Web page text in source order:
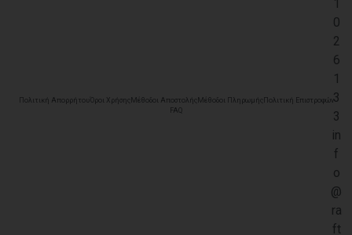
Πολιτική ΑπορρήτουΌροι Χρήσης Μέθοδοι Αποστολής Μέθοδοι Πληρωμής Πολιτική Επιστροφών
FAQ
1
0
2
6
1
3
3
in
f
o
@
ra
ft